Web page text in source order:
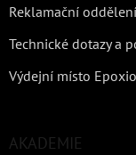
Reklamační
Technické dotazy a
Výdejní místo
AKADEMIE